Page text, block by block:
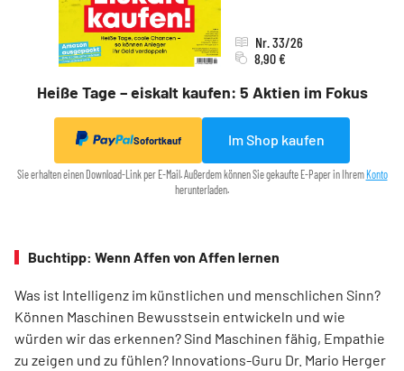
Heiße Tage – eiskalt kaufen: 5 Aktien im Fokus
Nr. 33/26
8,90 €
Sofortkauf Im Shop kaufen
Sie erhalten einen Download-Link per E-Mail. Außerdem können Sie gekaufte E-Paper in IhremKonto
herunterladen.
Buchtipp: Wenn Affen von Affen lernen
Was ist Intelligenz im künstlichen und menschlichen Sinn?
Können Maschinen Bewusstsein entwickeln und wie
würden wir das erkennen? Sind Maschinen fähig, Empathie
zu zeigen und zu fühlen? Innovations-Guru Dr. Mario Herger